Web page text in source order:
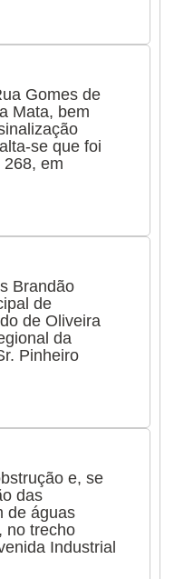
Gomes de
Mata, bem
se que foi
268, em
Brandão
de
de Oliveira
da
Pinheiro
e, se
das
de águas
no trecho
Industrial